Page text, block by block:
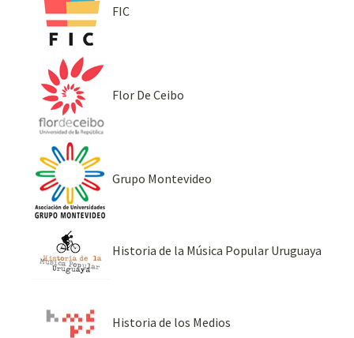
FIC
Flor De Ceibo
Grupo Montevideo
Historia de la Música Popular Uruguaya
Historia de los Medios